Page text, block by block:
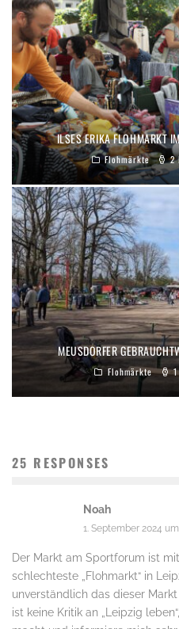
ILSES ERIKA FLOHMARKT
Flohmärkte 2
MEUSDORFER
Flohmärkte 1
25 RESPONSES
Noah
1. September 2024
Der Markt am Sportforum ist
schlechteste „Flohmarkt“ in
unverständlich das dieser
ist keine Kritik an „Leipzig